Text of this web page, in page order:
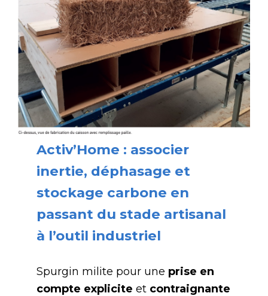
Activ’Home : associer
inertie, déphasage et
stockage carbone en
passant du stade artisanal
à l’outil industriel
Spurgin milite pour une prise en
compte expliciteet contraignante